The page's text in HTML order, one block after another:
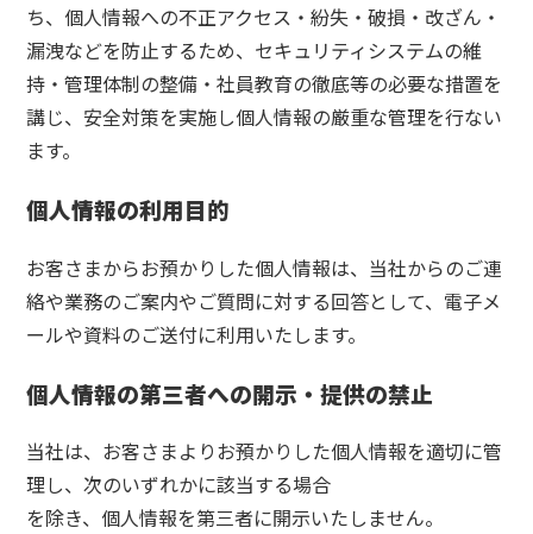
小樽スキー連盟
小樽天狗山スキー学校
ザ・グラススタジオ・イン・オタル
ち、個人情報への不正アクセス・紛失・破損・改ざん・
漏洩などを防止するため、セキュリティシステムの維
持・管理体制の整備・社員教育の徹底等の必要な措置を
講じ、安全対策を実施し個人情報の厳重な管理を行ない
ます。
個人情報の利用目的
お客さまからお預かりした個人情報は、当社からのご連
絡や業務のご案内やご質問に対する回答として、電子メ
ールや資料のご送付に利用いたします。
個人情報の第三者への開示・提供の禁止
当社は、お客さまよりお預かりした個人情報を適切に管
理し、次のいずれかに該当する場合
を除き、個人情報を第三者に開示いたしません。